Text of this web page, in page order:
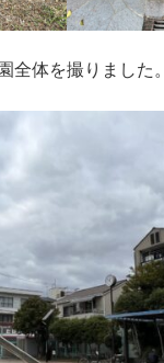
全体を撮りました。